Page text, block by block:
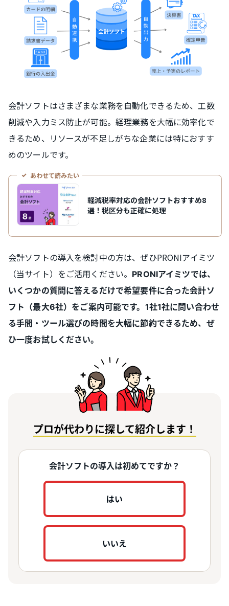
会計ソフトはさまざまな業務を自動化できるため、工数
削減や入力ミス防止が可能。経理業務を大幅に効率化で
きるため、リソースが不足しがちな企業には特におすす
めのツールです。
あわせて読みたい
軽減税率対応の会計ソフトおすすめ8
選！税区分も正確に処理
会計ソフトの導入を検討中の方は、ぜひPRONIアイミツ
（当サイト）をご活用ください。 PRONIアイミツでは、
いくつかの質問に答えるだけで希望要件に合った会計ソ
フト（最大6社）をご案内可能です。1社1社に問い合わせ
る手間・ツール選びの時間を大幅に節約できるため、ぜ
ひ一度お試しください。
プロが代わりに探して紹介します！
会計ソフトの導入は初めてですか？
はい
いいえ